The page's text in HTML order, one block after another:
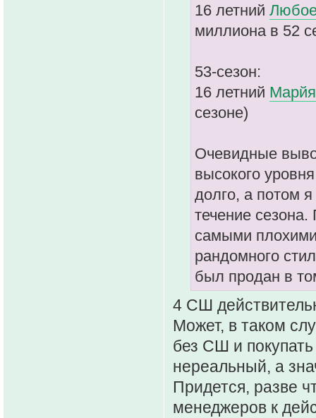
16 летний
миллиона в 52
53-сезон:
16 летний
сезоне)
Очевидные
высокого
долго, а потом
течение
самыми плохими
рандомного
был продан в
4 СШ
Может, в таком
без СШ и
нереальный, а
Придется, разве
менеджеров к